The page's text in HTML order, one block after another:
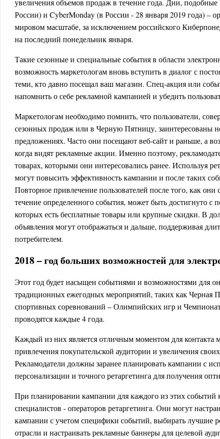
увеличения объемов продаж в течение года. Дни,
России) и CyberMonday (в России - 28 января 2019 года) –
мировом масштабе, за исключением российского
на последний понедельник января.
Такие сезонные и специальные события в области
возможность маркетологам вновь вступить в диалог с
теми, кто давно посещал ваш магазин. Спец-акция или
напомнить о себе рекламной кампанией и убедить
Маркетологам необходимо помнить, что пользователи,
сезонных продаж или в Черную Пятницу, заинтересованы
предложениях. Часто они посещают веб-сайт и раньше, а
когда видят рекламные акции. Именно поэтому,
товарах, которыми они интересовались ранее. Используя
могут повысить эффективность кампании и после таких
Повторное привлечение пользователей после того, как
течение определенного события, может быть достигнуто
которых есть бесплатные товары или крупные скидки. В
объявления могут отображаться и дальше, поддерживая
потребителем.
2018 – год больших возможностей для
Этот год будет насыщен событиями и возможностями для
традиционных ежегодных мероприятий, таких как Черная
спортивных соревнований – Олимпийских игр и
проводятся каждые 4 года.
Каждый из них является отличным моментом для контакта
привлечения покупательской аудитории и увеличения
Рекламодатели должны заранее планировать кампании с
персонализации и точного ретаргетинга для получения
При планировании кампании для каждого из этих событий
специалистов - операторов ретаргетинга. Они могут
кампании с учетом специфики событий, выбирать лучшие
отрасли и настраивать рекламные баннеры для целевой